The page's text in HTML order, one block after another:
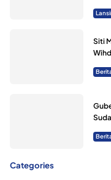
Siti
Categories